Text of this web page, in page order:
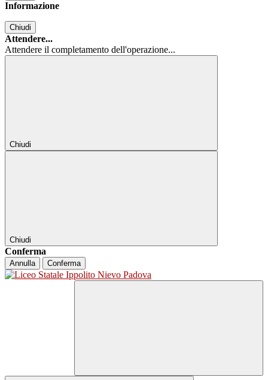
Informazione
Chiudi
Attendere...
Attendere il completamento dell'operazione...
Chiudi
Chiudi
Conferma
Annulla Conferma